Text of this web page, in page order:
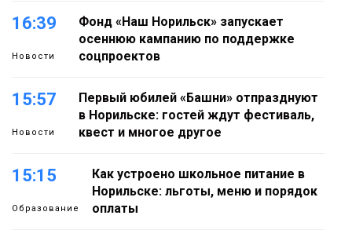
16:39
Новости
Фонд «Наш Норильск» запускает
осеннюю кампанию по поддержке
соцпроектов
15:57
Новости
Первый юбилей «Башни» отпразднуют
в Норильске: гостей ждут фестиваль,
квест и многое другое
15:15
Образование
Как устроено школьное питание в
Норильске: льготы, меню и порядок
оплаты